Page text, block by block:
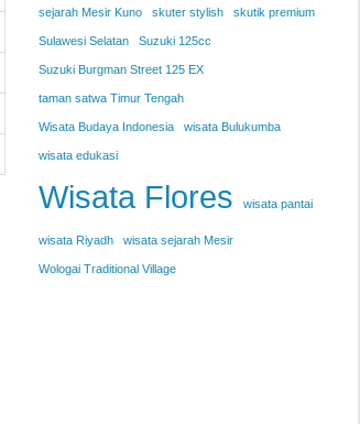
sejarah Mesir Kuno skuter stylish skutik premium
Sulawesi Selatan Suzuki 125cc
Suzuki Burgman Street 125 EX
taman satwa Timur Tengah
Wisata Budaya Indonesia wisata Bulukumba
wisata edukasi
Wisata Flores wisata pantai
wisata Riyadh wisata sejarah Mesir
Wologai Traditional Village